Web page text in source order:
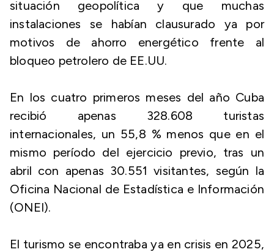
situación geopolítica y que muchas
instalaciones se habían clausurado ya por
motivos de ahorro energético frente al
bloqueo petrolero de EE.UU.
En los cuatro primeros meses del año Cuba
recibió apenas 328.608 turistas
internacionales, un 55,8 % menos que en el
mismo período del ejercicio previo, tras un
abril con apenas 30.551 visitantes, según la
Oficina Nacional de Estadística e Información
(ONEI).
El turismo se encontraba ya en crisis en 2025,